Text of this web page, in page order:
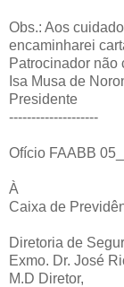
Obs.: Aos
encaminharei
Patrocinador não
Isa Musa de
Presidente
--------------------
Ofício FAABB
À
Caixa de
Diretoria de
Exmo. Dr. José
M.D Diretor,